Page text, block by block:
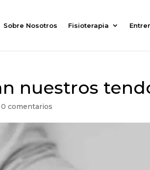
Sobre Nosotros Fisioterapia
nuestros
0 comentarios